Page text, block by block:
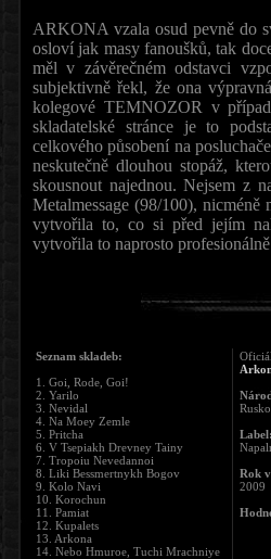
ARKONA vzala osud pevně do
osloví jak masy fanoušků, tak
měl v závěrečném odstavci
subjektivně řekl, že ona
kolegové TEMNOZOR v
skladatelské stránce je to
celkového působení na
neskutečně dlouhou stopáž,
skousnout najednou. Nejsem z
Metalmessage (98/100),
vytvořila to, co si před jejím
vytvořila to naprosto
Seznam skladeb:
1. Goi, Rode, Goi!
2. Yarilo
3. Nevidal
4. Na Moey Zemle
5. Pritcha
6. V Tsepiakh Drevney Tainy
7. Tropoiu Nevedannoi
8. Liki Bessmertnykh Bogov
9. Kolo Navi
10. Korochun
11. Pamiat
12. Kupalets
13. Arkona
14. Nebo Hmuroe, Tuchi Mrachniye
Rusko
Rok
2009